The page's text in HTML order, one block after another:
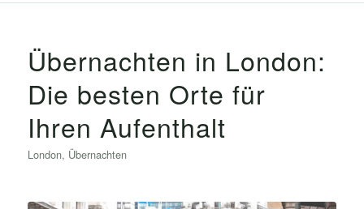
Übernachten in London:
Die besten Orte für
Ihren Aufenthalt
London, Übernachten